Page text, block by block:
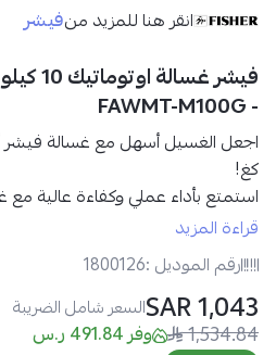
انقر هنا للمزيد منفيشر
فيشر
- FAWMT-M100G
كغ!
استمتع بأداء عملي وكفاءة عالية مع
كغذات التحميل العلوي، المصممة
واستخدامًا مريحًا يناسب العائلات
يمنحها مظهرًا أنيقًا يتماشى مع أي
مواصفات غسالة اتوماتيك فيشر
قراءة المزيد
رقم الموديل :1800126
1,043 SAR السعر شامل الضريبة
1,534.84 وفر 491.84 ر.س